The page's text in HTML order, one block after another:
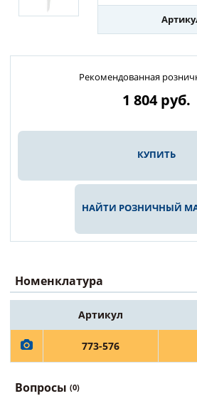
Рекомендованная
1 804руб.
КУПИТЬ
НАЙТИ РОЗНИЧНЫЙ
Номенклатура
Артикул
773-576
Вопросы (0)